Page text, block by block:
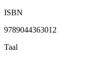
ISBN
9789044363012
Taal